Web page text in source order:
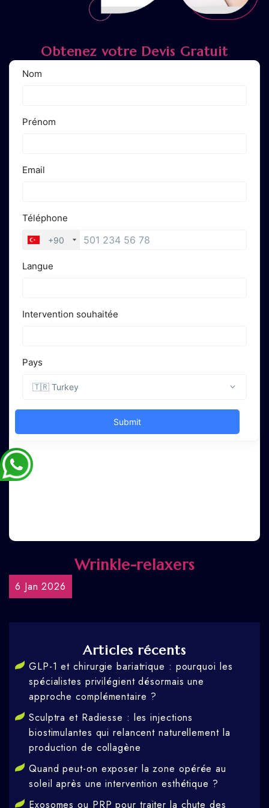
Obtenez votre Devis Gratuit
Wrinkle-relaxers
6 Jan 2026
Articles récents
GLP-1 et chirurgie bariatrique : pourquoi les
spécialistes privilégient désormais une
approche complémentaire ?
Sculptra et Radiesse : les injections
biostimulantes qui relancent naturellement la
production de collagène
Quand peut-on exposer la zone opérée au
soleil après une intervention esthétique ?
Exosomes ou PRP pour traiter la chute des